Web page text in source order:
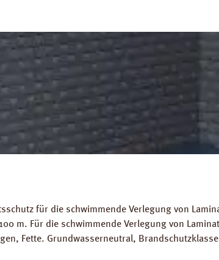
für die schwimmende Verlegung von
m. Für die schwimmende Verlegung von
Fette. Grundwasserneutral,
Länge: 10 m, Breite 2 m, Stärke 200